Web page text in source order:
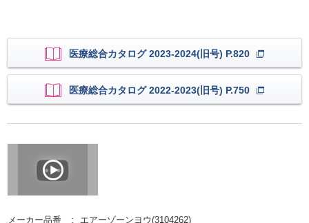
医療総合カタログ 2023-2024(旧号) P.820
医療総合カタログ 2022-2023(旧号) P.750
メーカー品番
エアーゾーンヨウ(3104262)